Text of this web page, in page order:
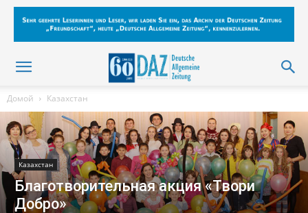
Домой Казахстан
Казахстан
Благотворительная акция «Твори
Добро»